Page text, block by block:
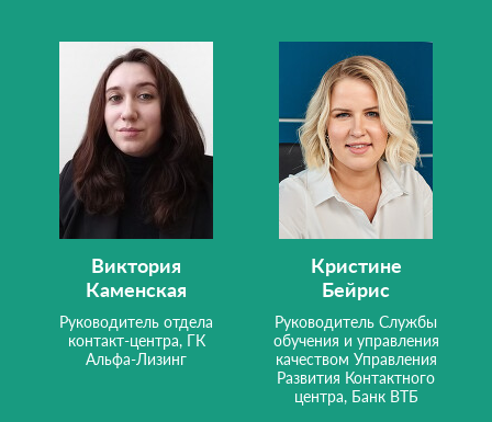
Виктория
Каменская
Руководитель отдела
контакт-центра, ГК
Альфа-Лизинг
Кристине
Бейрис
Руководитель Службы
обучения и управления
качеством Управления
Развития Контактного
центра, Банк ВТБ